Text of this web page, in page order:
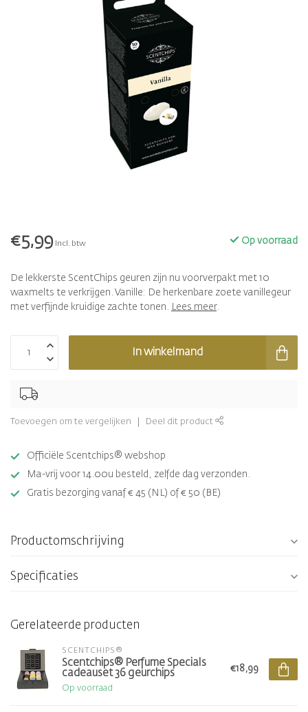
€5,99 Incl. btw Op voorraad
De lekkerste ScentChips geuren zijn nu voorverpakt met 10
waxmelts te verkrijgen. Vanille: De herkenbare zoete vanillegeur
met verfijnde kruidige zachte tonen. Lees meer.
In winkelmand
Toevoegen om te vergelijken Deel dit product
Officiële Scentchips® webshop
Ma-vrij voor 14.00u besteld, zelfde dag verzonden.
Gratis bezorging vanaf € 45 (NL) of € 50 (BE)
Productomschrijving
Specificaties
Gerelateerde producten
SCENTCHIPS®
Scentchips® Perfume Specials
cadeauset 36 geurchips
Op voorraad
€18,99